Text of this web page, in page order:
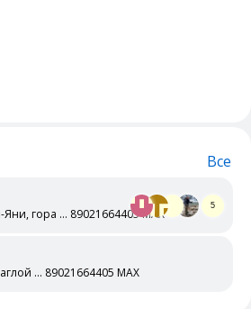
Все
гора … 89021664405 MAX
5
… 89021664405 MAX